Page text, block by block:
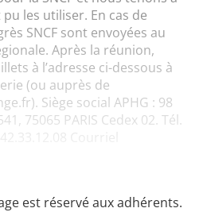
les utiliser. En cas de
SNCF sont envoyées au
Après la réunion,
à l’adresse ci-dessous à
(ou auprès de
Siège social APHG : 98
75065 PARIS Cedex 02. Tél.
est réservé aux adhérents.